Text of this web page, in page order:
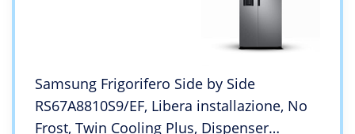
Samsung Frigorifero Side by Side
RS67A8810S9/EF, Libera installazione, No
Frost, Twin Cooling Plus, Dispenser